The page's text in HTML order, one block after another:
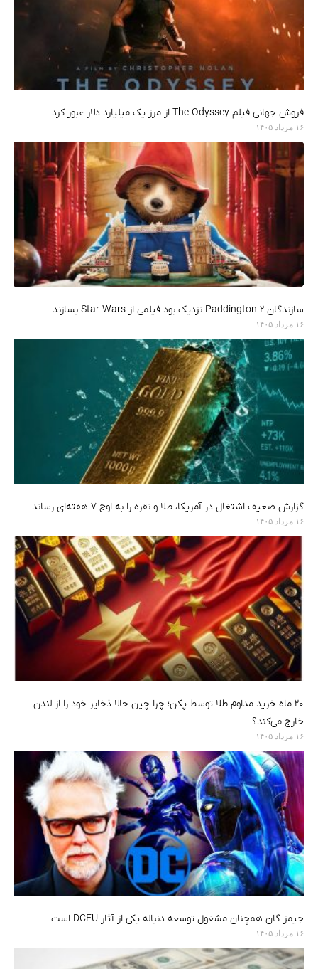
فروش جهانی فیلم The Odyssey از مرز یک میلیارد دلار عبور کرد
۱۶ مرداد ۱۴۰۵
سازندگان Paddington 2 نزدیک بود فیلمی از Star Wars بسازند
۱۶ مرداد ۱۴۰۵
گزارش ضعیف اشتغال در آمریکا، طلا و نقره را به اوج ۷ هفته‌ای رساند
۱۶ مرداد ۱۴۰۵
۲۰ ماه خرید مداوم طلا توسط پکن؛ چرا چین حالا ذخایر خود را از لندن
خارج می‌کند؟
۱۶ مرداد ۱۴۰۵
جیمز گان همچنان مشغول توسعه دنباله یکی از آثار DCEU است
۱۶ مرداد ۱۴۰۵